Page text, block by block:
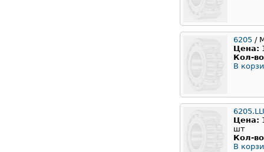
6205 /
Цена:
Кол-
В
Цена:
шт
Кол-
В